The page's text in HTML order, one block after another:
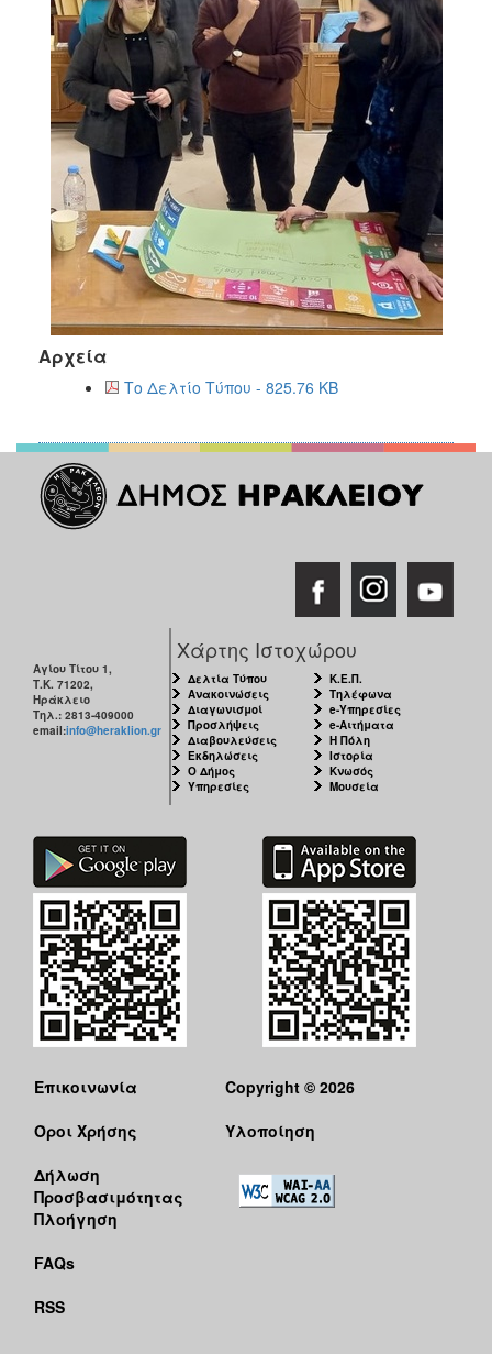
Αρχεία
Το Δελτίο Τύπου - 825.76 KB
Αγίου Τίτου 1,
Τ.Κ. 71202,
Ηράκλειο
Τηλ.: 2813-409000
email:info@heraklion.gr
Χάρτης Ιστοχώρου
Δελτία Τύπου
Ανακοινώσεις
Διαγωνισμοί
Προσλήψεις
Διαβουλεύσεις
Εκδηλώσεις
Ο Δήμος
Υπηρεσίες
Κ.Ε.Π.
Τηλέφωνα
e-Υπηρεσίες
e-Αιτήματα
Η Πόλη
Ιστορία
Κνωσός
Μουσεία
Επικοινωνία
Όροι Χρήσης
Δήλωση
Προσβασιμότητας
Πλοήγηση
FAQs
RSS
Copyright © 2026
Υλοποίηση